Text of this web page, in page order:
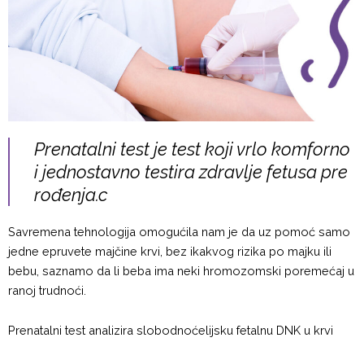
Prenatalni test je test koji vrlo komforno
i jednostavno testira zdravlje fetusa pre
rođenja.c
Savremena tehnologija omogućila nam je da uz pomoć samo
jedne epruvete majčine krvi, bez ikakvog rizika po majku ili
bebu, saznamo da li beba ima neki hromozomski poremećaj u
ranoj trudnoći.
Prenatalni test analizira slobodnoćelijsku fetalnu DNK u krvi